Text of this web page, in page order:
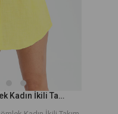
Pamuk Keten Şort Gömlek Kadın İkili Takım - Sarı